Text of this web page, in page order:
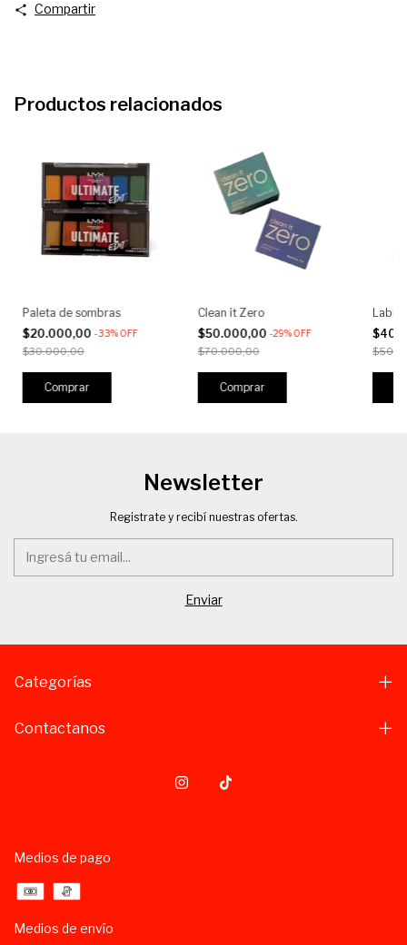
Compartir
Productos relacionados
Paleta de sombras
$20.000,00 -33%OFF
$30.000,00
Comprar
Clean it Zero
$50.000,00 -29%OFF
$70.000,00
Comprar
Newsletter
Registrate y recibí nuestras ofertas.
Categorías
Contactanos
Medios de pago
Medios de envío